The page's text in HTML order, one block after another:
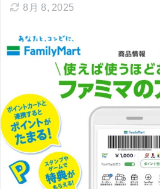
8月 8, 2025